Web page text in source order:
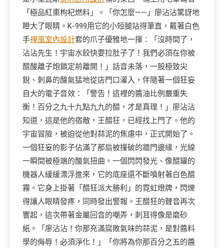
「極品紅棗枸杞燃料」。「你怎麼——」廖沾沾驚訝地
瞪大了眼睛。K-999用它的小短腿站得筆直，戴著白色
手禪風室內設計套的爪子優雅地一揮：「沒時間了，
沾沾先生！宇宙水餃快要拉肚子了！我們必須在你被
醋酸離子炮鎖定前離開！」話音未落，一股極致尖
銳、刺鼻的酸氣猛地從店門口灌入，伴隨著一個狂妄
自大的電子音效：「警告！這裡的醬油比例嚴重失
衡！百分之九十九點九九的醋，才是真理！」廖沾沾
知道，這是他的宿敵，王醋狂，已經找上門了。他的
宇宙冒險，被迫從他對蒜泥的焦慮中，正式開始了。
一個狂妄的影子佔滿了那扇被撞破的牆門邊緣，光線
一瞬間被極端的酸氣扭曲。一個閃閃發光、像醋罐的
機器人緩緩漂浮進來，它的底座還不斷噴射著白色醋
霧。它身上掛著「醋狂派大勝利」的霓虹燈牌，閃爍
得讓人眼睛發疼，同時發出警報。王醋狂的聲音再次
響起，這次帶著金屬回音的嘲弄，刺耳得像是磨砂
紙。「廖沾沾！你那充滿腐敗氣味的蒜泥，是對醬料
學的侮辱！必須淨化！」「你將為你那百分之五的醬